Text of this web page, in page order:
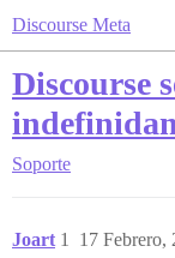
Discourse Meta
Discourse
Soporte
Joart 17 Febrero,
1